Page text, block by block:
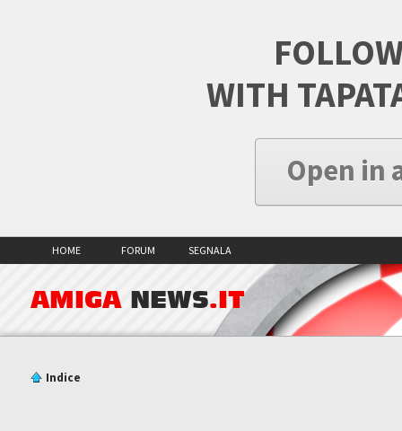
WITH
Open in
HOME FORUM SEGNALA
AMIGA NEWS.IT
Indice